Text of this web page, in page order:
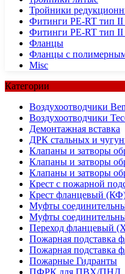
Тройники
Фитинги PE-RT тип II
Фитинги PE-RT тип II
Фланцы
Фланцы с
Misc
Категории
Воздухоотводчики
Воздухоотводчики
Демонтажная вставка
ДРК стальных и
Клапаны и затворы
Клапаны и затворы
Клапаны и затворы
Крест с пожарной
Крест фланцевый
Муфты
Муфты
Переход фланцевый
Пожарная подставка
Пожарная подставка
Пожарные Гидранты
ПФРК для ПВХ/ПНД